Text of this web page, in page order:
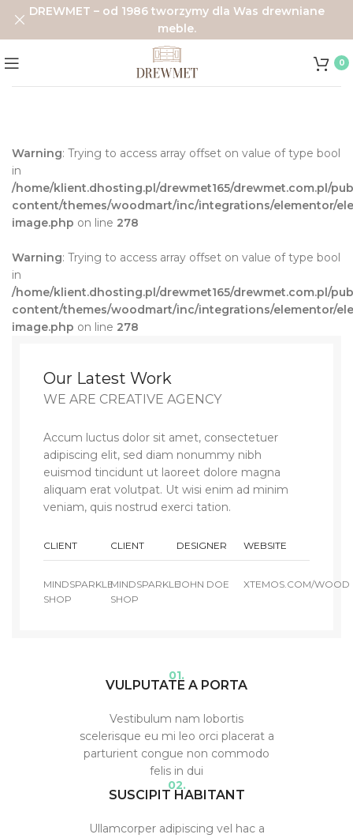
0
Warning: Trying to access array offset on value of type bool
in
/home/klient.dhosting.pl/drewmet165/drewmet.com.pl/
content/themes/woodmart/inc/integrations/elementor/
image.php on line 278
Warning: Trying to access array offset on value of type bool
in
/home/klient.dhosting.pl/drewmet165/drewmet.com.pl/
content/themes/woodmart/inc/integrations/elementor/
image.php on line 278
Our Latest Work
WE ARE CREATIVE AGENCY
Accum luctus dolor sit amet, consectetuer
adipiscing elit, sed diam nonummy nibh
euismod tincidunt ut laoreet dolore magna
aliquam erat volutpat. Ut wisi enim ad minim
veniam, quis nostrud exerci tation.
CLIENT
MINDSPARKLE
SHOP
CLIENT
MINDSPARKLE
SHOP
DESIGNER
JOHN DOE
WEBSITE
XTEMOS.COM/WOOD
01.
VULPUTATE A PORTA
Vestibulum nam lobortis
scelerisque eu mi leo orci placerat a
parturient congue non commodo
felis in dui
02.
SUSCIPIT HABITANT
Ullamcorper adipiscing vel hac a
DREWMET – od 1986 tworzymy dla Was drewniane
meble.